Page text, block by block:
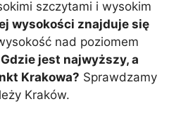
szczytami i wysokim
wysokości znajduje się
nad poziomem
Gdzie jest najwyższy, a
Krakowa? Sprawdzamy
Kraków.